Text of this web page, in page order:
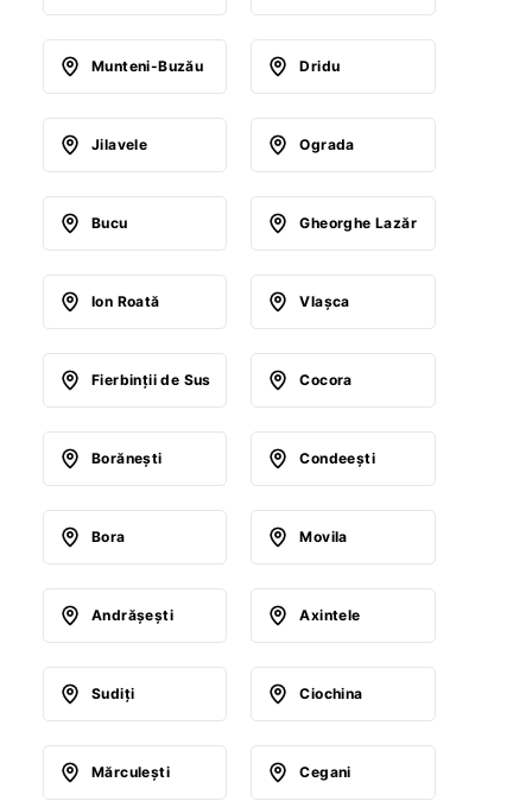
Munteni-Buzău Dridu
Jilavele Ograda
Bucu Gheorghe Lazăr
Ion Roată Vlaşca
Fierbinţii de Sus Cocora
Borăneşti Condeeşti
Bora Movila
Andrăşeşti Axintele
Sudiţi Ciochina
Mărculeşti Cegani